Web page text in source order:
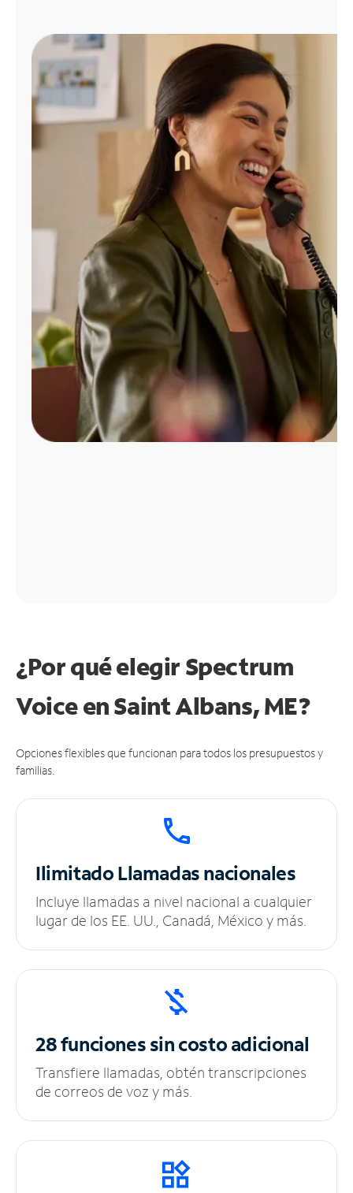
Administrar
cuenta
Encuentra
tienda
¿Por qué elegir Spectrum
Voice en Saint Albans, ME?
Opciones flexibles que funcionan para todos los presupuestos y
familias.
IlimitadoLlamadas nacionales
Incluye llamadas a nivel nacional a cualquier
lugar de los EE. UU., Canadá, México y más.
28 funciones sincosto adicional
Transfiere llamadas, obtén transcripciones
de correos de voz y más.